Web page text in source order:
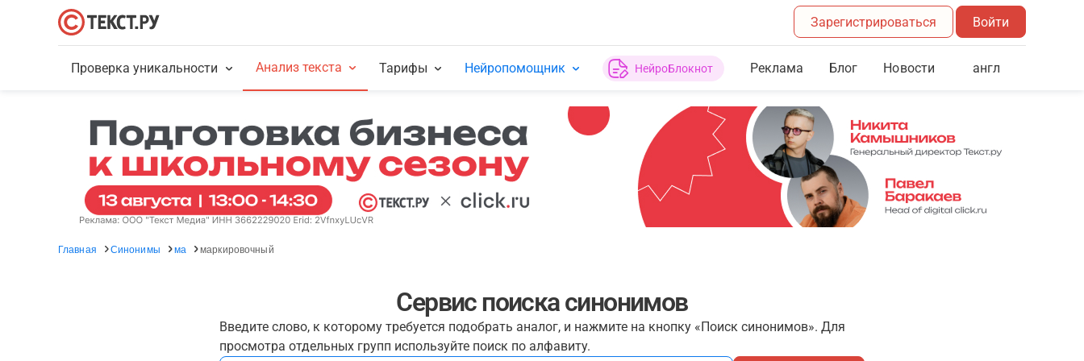
Зарегистрироваться Войти
Проверка уникальности Анализ текста Тарифы Нейропомощник НейроБлокнот Реклама Блог Новости англ
Главная Синонимы ма маркировочный
Сервис поиска синонимов
Введите слово, к которому требуется подобрать аналог, и нажмите на кнопку «Поиск синонимов». Для
просмотра отдельных групп используйте поиск по алфавиту.